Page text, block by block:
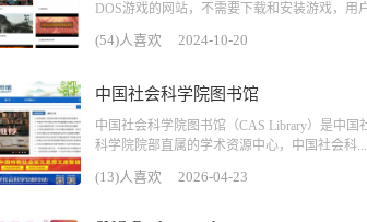
DOS游戏的网站，不需要下载和安装游戏，用
(54)人喜欢 2024-10-20
中国社会科学院图书馆
中国社会科学院图书馆（CAS Library）是中国
科学院院部直属的学术资源中心，中国社会科...
(13)人喜欢 2026-04-23